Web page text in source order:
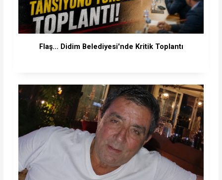
Flaş... Didim Belediyesi'nde Kritik Toplantı